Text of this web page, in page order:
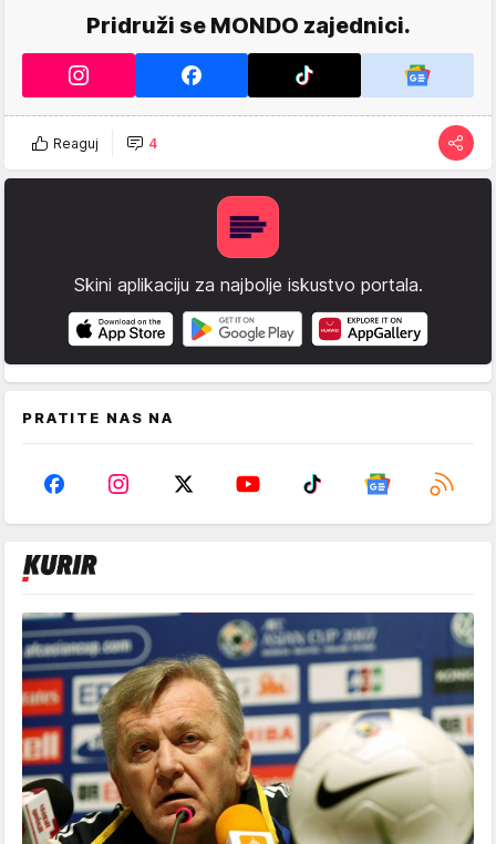
Pridruži se MONDO zajednici.
Reaguj 4
Skini aplikaciju za najbolje iskustvo portala.
PRATITE NAS NA